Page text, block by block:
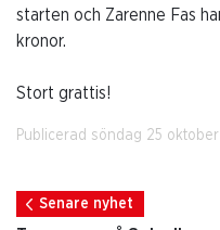
starten och Zarenne Fas
kronor.
Stort grattis!
Publicerad söndag 25
Senare nyhet